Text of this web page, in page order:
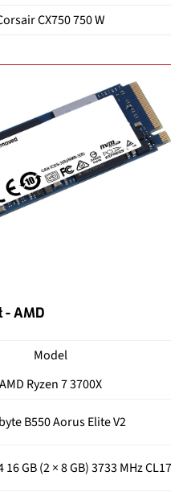
CX750 750 W
- AMD
Model
AMD Ryzen 7 3700X
B550 Aorus Elite V2
GB (2 × 8 GB) 3733 MHz CL17